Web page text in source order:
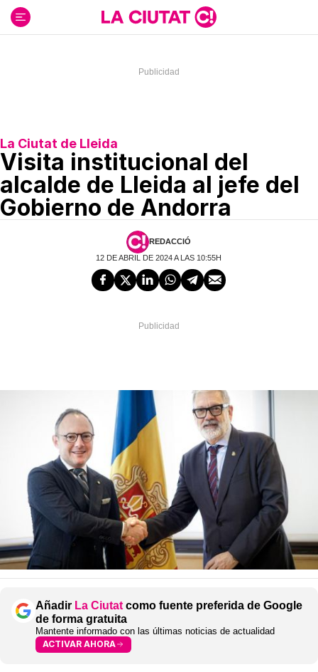
contenido
La Ciutat de Lleida
Visita institucional del
alcalde de Lleida al jefe del
Gobierno de Andorra
REDACCIÓ
12 DE ABRIL DE 2024 A LAS 10:55H
Añadir La Ciutat como fuente preferida de Google
de forma gratuita
Mantente informado con las últimas noticias de actualidad
ACTIVAR AHORA